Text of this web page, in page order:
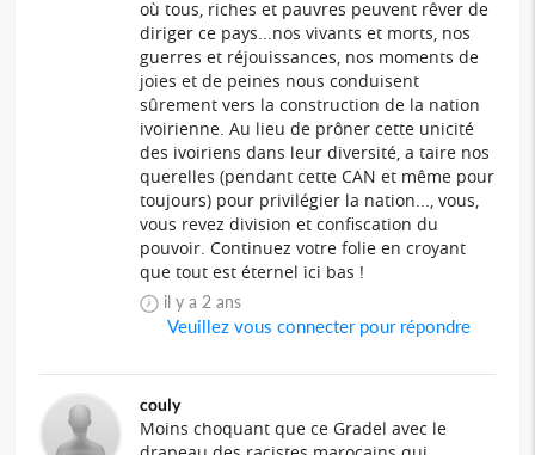
où tous, riches et pauvres peuvent rêver de
diriger ce pays...nos vivants et morts, nos
guerres et réjouissances, nos moments de
joies et de peines nous conduisent
sûrement vers la construction de la nation
ivoirienne. Au lieu de prôner cette unicité
des ivoiriens dans leur diversité, a taire nos
querelles (pendant cette CAN et même pour
toujours) pour privilégier la nation..., vous,
vous revez division et confiscation du
pouvoir. Continuez votre folie en croyant
que tout est éternel ici bas !
il y a 2 ans
Veuillez vous connecter pour répondre
couly
Moins choquant que ce Gradel avec le